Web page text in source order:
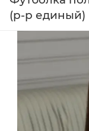
(р-р единый)